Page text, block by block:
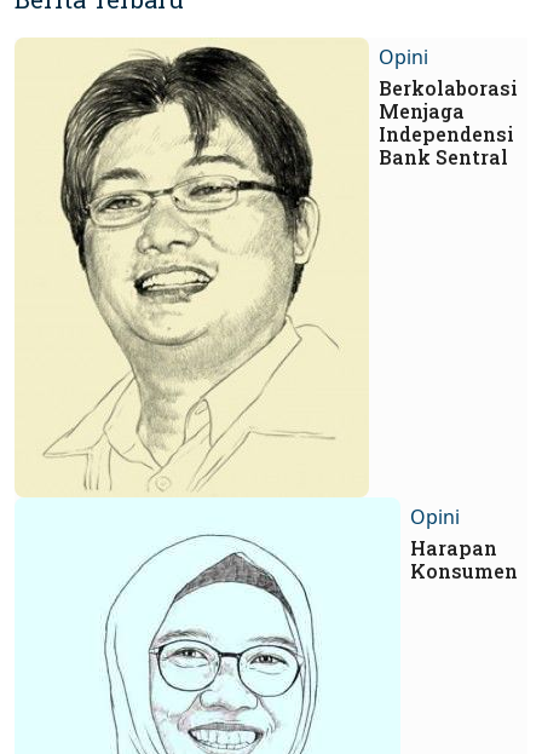
Opini
Berkolaborasi
Menjaga
Independensi
Bank Sentral
Opini
Harapan
Konsumen